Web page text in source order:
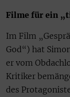
Filme für ein
Im Film
God“) hat
er vom
Kritiker
des